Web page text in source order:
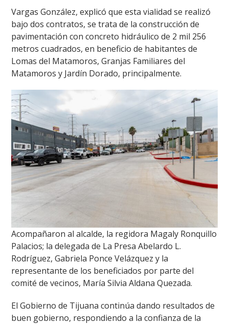
Vargas González, explicó que esta vialidad se realizó
bajo dos contratos, se trata de la construcción de
pavimentación con concreto hidráulico de 2 mil 256
metros cuadrados, en beneficio de habitantes de
Lomas del Matamoros, Granjas Familiares del
Matamoros y Jardín Dorado, principalmente.
Acompañaron al alcalde, la regidora Magaly Ronquillo
Palacios; la delegada de La Presa Abelardo L.
Rodríguez, Gabriela Ponce Velázquez y la
representante de los beneficiados por parte del
comité de vecinos, María Silvia Aldana Quezada.
El Gobierno de Tijuana continúa dando resultados de
buen gobierno, respondiendo a la confianza de la